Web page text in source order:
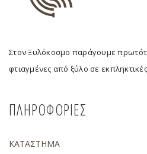
Στον Ξυλόκοσμο παράγουμε
φτιαγμένες από ξύλο σε εκπληκτικές
ΠΛΗΡΟΦΟΡΙΕΣ
ΚΑΤΑΣΤΗΜΑ